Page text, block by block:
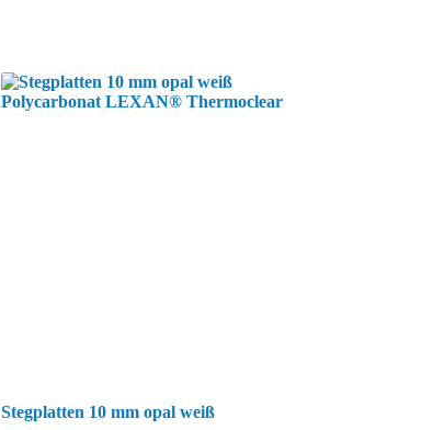
Stegplatten 10 mm opal weiß